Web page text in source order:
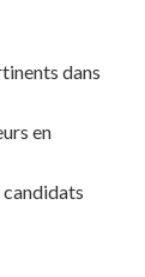
dans
en
candidats